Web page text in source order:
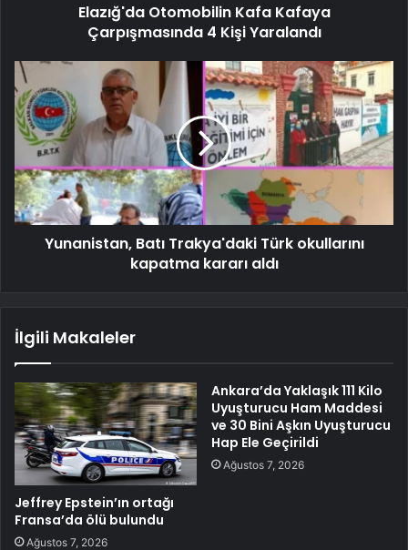
Elazığ'da Otomobilin Kafa Kafaya
Çarpışmasında 4 Kişi Yaralandı
Yunanistan, Batı Trakya'daki Türk okullarını
kapatma kararı aldı
İlgili Makaleler
Jeffrey Epstein’ın ortağı
Fransa’da ölü bulundu
Ağustos 7, 2026
Ankara’da Yaklaşık 111 Kilo
Uyuşturucu Ham Maddesi
ve 30 Bini Aşkın Uyuşturucu
Hap Ele Geçirildi
Ağustos 7, 2026